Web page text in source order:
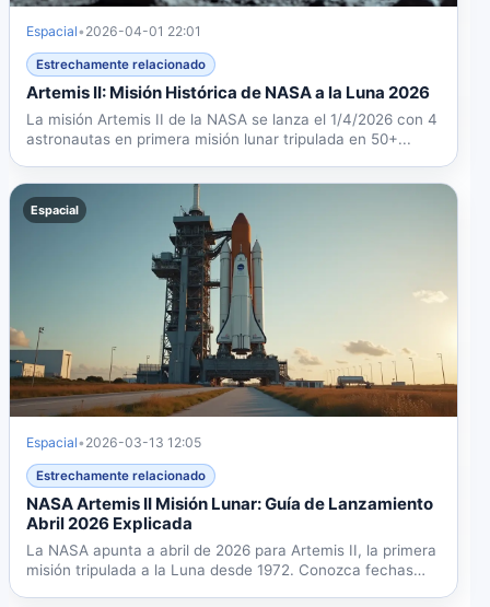
Espacial• 2026-04-01 22:01
Estrechamente relacionado
Artemis II: Misión Histórica de NASA a la Luna 2026
La misión Artemis II de la NASA se lanza el 1/4/2026 con 4
astronautas en primera misión lunar tripulada en 50+...
Espacial
Espacial• 2026-03-13 12:05
Estrechamente relacionado
NASA Artemis II Misión Lunar: Guía de Lanzamiento
Abril 2026 Explicada
La NASA apunta a abril de 2026 para Artemis II, la primera
misión tripulada a la Luna desde 1972. Conozca fechas